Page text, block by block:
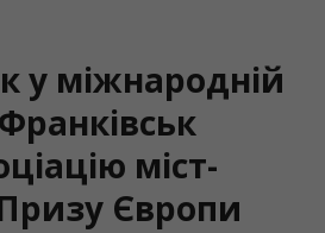
у міжнародній
міст-
Європи